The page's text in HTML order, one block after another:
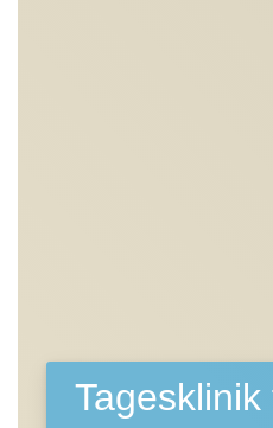
Tagesklinik